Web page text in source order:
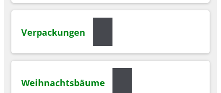
Verpackungen
Weihnachtsbäume